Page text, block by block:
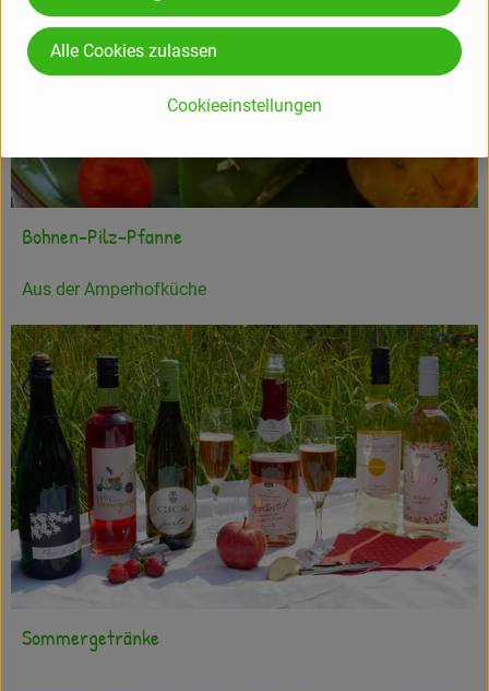
Bohnen-Pilz-Pfanne
Aus der Amperhofküche
Sommergetränke
Cookieeinstellungen
Alle Cookies zulassen